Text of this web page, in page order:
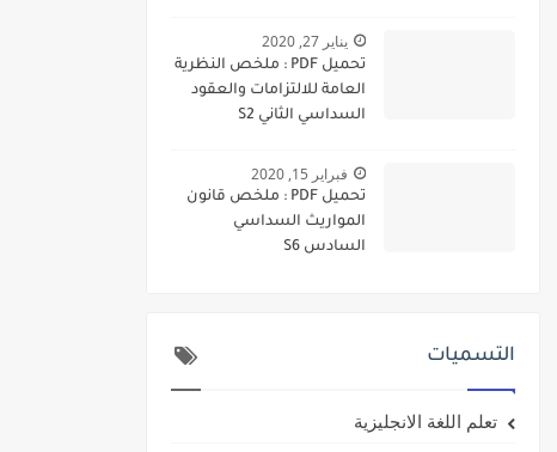
يناير 27, 2020
تحميل PDF : ملخص النظرية
العامة للالتزامات والعقود
السداسي الثاني S2
فبراير 15, 2020
تحميل PDF : ملخص قانون
المواريث السداسي
السادس S6
التسميات
تعلم اللغة الانجليزية